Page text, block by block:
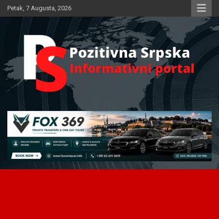
Skip
to
Petak, 7 Augusta, 2026
Pozitivna Srpska